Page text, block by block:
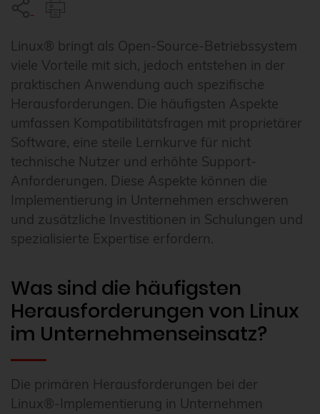
Linux® bringt als Open-Source-Betriebssystem
viele Vorteile mit sich, jedoch entstehen in der
praktischen Anwendung auch spezifische
Herausforderungen. Die häufigsten Aspekte
umfassen Kompatibilitätsfragen mit proprietärer
Software, eine steile Lernkurve für nicht
technische Nutzer und erhöhte Support-
Anforderungen. Diese Aspekte können die
Implementierung in Unternehmen erschweren
und zusätzliche Investitionen in Schulungen und
spezialisierte Expertise erfordern.
Was sind die häufigsten
Herausforderungen von Linux
im Unternehmenseinsatz?
Die primären Herausforderungen bei der
Linux®-Implementierung in Unternehmen